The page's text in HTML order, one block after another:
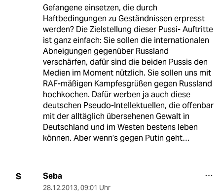
Gefangene einsetzen, die durch
Haftbedingungen zu Geständnissen erpresst
werden? Die Zielstellung dieser Pussi- Auftritte
ist ganz einfach: Sie sollen die internationalen
Abneigungen gegenüber Russland
verschärfen, dafür sind die beiden Pussis den
Medien im Moment nützlich. Sie sollen uns mit
RAF-mäßigen Kampfesgrüßen gegen Russland
hochkochen. Dafür werben ja auch diese
deutschen Pseudo-Intellektuellen, die offenbar
mit der alltäglich übersehenen Gewalt in
Deutschland und im Westen bestens leben
können. Aber wenn’s gegen Putin geht…
S Seba
28.12.2013, 09:01 Uhr